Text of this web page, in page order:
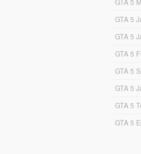
GTA 5
GTA 5
GTA 5
GTA 5
GTA 5
GTA 5
GTA 5
GTA 5